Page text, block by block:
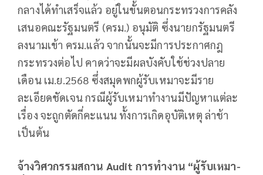
กลางได้ทำเสร็จแล้ว อยู่ในขั้นตอนกระทรวงการคลัง
เสนอคณะรัฐมนตรี (ครม.) อนุมัติ ซึ่งนายกรัฐมนตรี
ลงนามเข้า ครม.แล้ว จากนั้นจะมีการประกาศกฎ
กระทรวงต่อไป คาดว่าจะมีผลบังคับใช้ช่วงปลาย
เดือน เม.ย.2568 ซึ่งสมุดพกผู้รับเหมาจะมีราย
ละเอียดชัดเจน กรณีผู้รับเหมาทำงานมีปัญหาแต่ละ
เรื่อง จะถูกตัดกี่คะแนน ทั้งการเกิดอุบัติเหตุ ล่าช้า
เป็นต้น
จ้างวิศวกรรมสถาน Audit การทำงาน “ผู้รับเหมา-